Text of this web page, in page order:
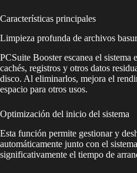
Características principales
Limpieza profunda de archivos
PCSuite Booster escanea el sistema
cachés, registros y otros datos
disco. Al eliminarlos, mejora el
espacio para otros usos.
Optimización del inicio del sistema
Esta función permite gestionar y
automáticamente junto con el
significativamente el tiempo de